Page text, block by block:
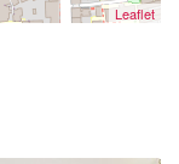
Leaflet